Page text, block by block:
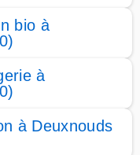
bio à
à
à Deuxnouds